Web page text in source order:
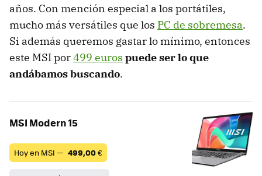
años. Con mención especial a los portátiles,
mucho más versátiles que los PC de sobremesa.
Si además queremos gastar lo mínimo, entonces
este MSI por499 euros puede ser lo que
andábamos buscando.
MSI Modern 15
Hoy en MSI — 499,00€